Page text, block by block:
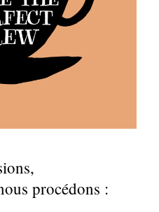
,
procédons :